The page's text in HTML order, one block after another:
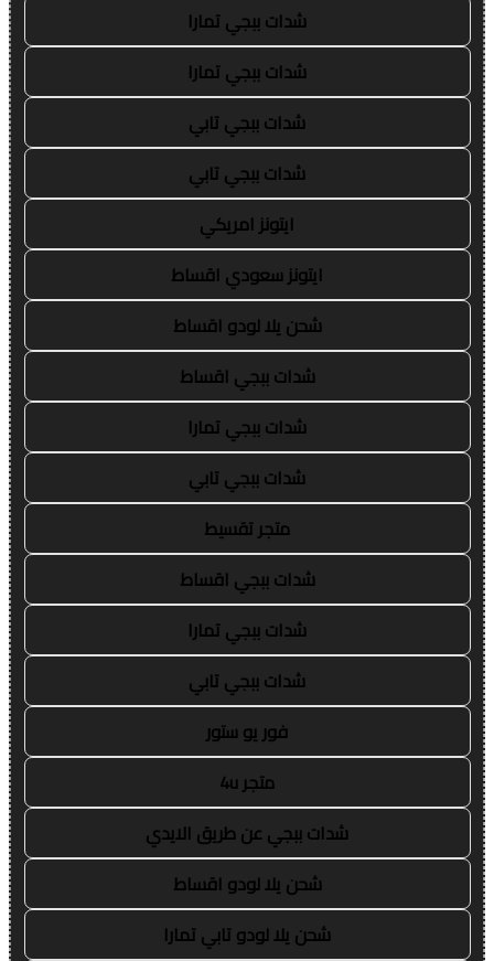
شدات ببجي تمارا
شدات ببجي تمارا
شدات ببجي تابي
شدات ببجي تابي
ايتونز امريكي
ايتونز سعودي اقساط
شحن يلا لودو اقساط
شدات ببجي اقساط
شدات ببجي تمارا
شدات ببجي تابي
متجر تقسيط
شدات ببجي اقساط
شدات ببجي تمارا
شدات ببجي تابي
فور يو ستور
متجر 4u
شدات ببجي عن طريق الايدي
شحن يلا لودو اقساط
شحن يلا لودو تابي تمارا